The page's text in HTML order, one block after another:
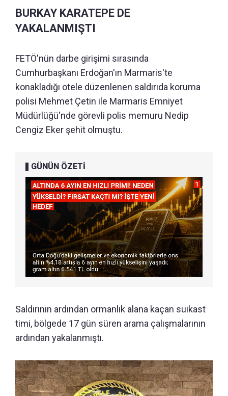
BURKAY KARATEPE DE
YAKALANMIŞTI
FETÖ'nün darbe girişimi sırasında
Cumhurbaşkanı Erdoğan'ın Marmaris'te
konakladığı otele düzenlenen saldırıda koruma
polisi Mehmet Çetin ile Marmaris Emniyet
Müdürlüğü'nde görevli polis memuru Nedip
Cengiz Eker şehit olmuştu.
GÜNÜN ÖZETİ
Saldırının ardından ormanlık alana kaçan suikast
timi, bölgede 17 gün süren arama çalışmalarının
ardından yakalanmıştı.